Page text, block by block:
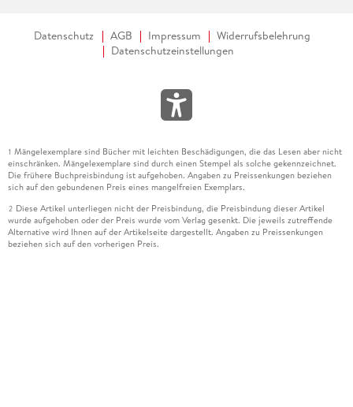
Datenschutz AGB Impressum
Widerrufsbelehrung
Datenschutzeinstellungen
1 Mängelexemplare sind Bücher mit leichten Beschädigungen, die das Lesen aber nicht
einschränken. Mängelexemplare sind durch einen Stempel als solche gekennzeichnet.
Die frühere Buchpreisbindung ist aufgehoben. Angaben zu Preissenkungen beziehen
sich auf den gebundenen Preis eines mangelfreien Exemplars.
2 Diese Artikel unterliegen nicht der Preisbindung, die Preisbindung dieser Artikel
wurde aufgehoben oder der Preis wurde vom Verlag gesenkt. Die jeweils zutreffende
Alternative wird Ihnen auf der Artikelseite dargestellt. Angaben zu Preissenkungen
beziehen sich auf den vorherigen Preis.